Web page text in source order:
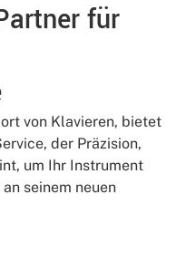
für
von Klavieren, bietet
der Präzision,
um Ihr Instrument
seinem neuen